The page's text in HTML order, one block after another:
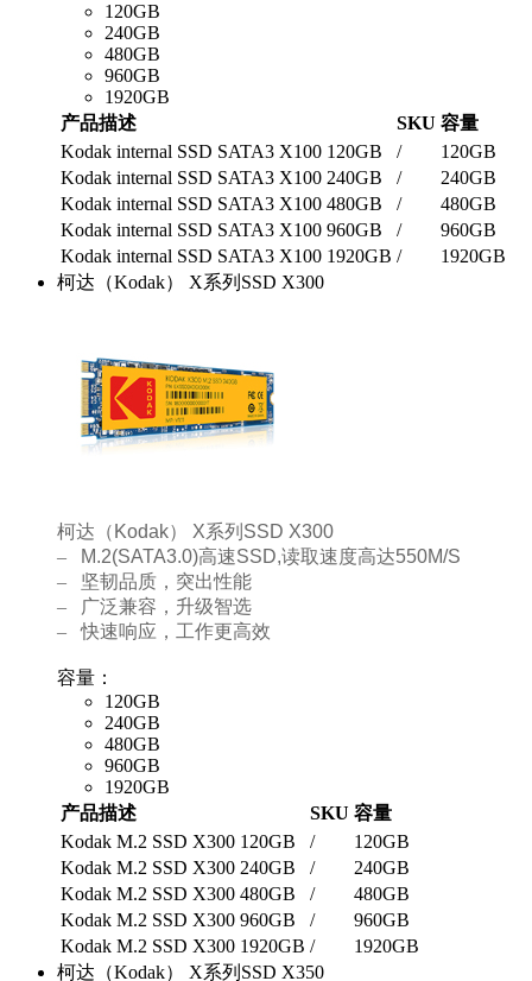
120GB
240GB
480GB
960GB
1920GB
产品描述
SKU 容量
Kodak internal SSD SATA3 X100 120GB
/
120GB
Kodak internal SSD SATA3 X100 240GB
/
240GB
Kodak internal SSD SATA3 X100 480GB
/
480GB
Kodak internal SSD SATA3 X100 960GB
/
960GB
Kodak internal SSD SATA3 X100 1920GB /
1920GB
柯达（Kodak） X系列SSD X300
柯达（ Kodak） X系列 SSD X300
– M.2(SATA3.0)高速SSD,读取速度高达550M/S
–
坚韧品质，突出性能
–
广泛兼容，升级智选
–
快速响应，工作更高效
容量：
120GB
240GB
480GB
960GB
1920GB
产品描述
SKU 容量
Kodak M.2 SSD X300 120GB
/
120GB
Kodak M.2 SSD X300 240GB
/
240GB
Kodak M.2 SSD X300 480GB
/
480GB
Kodak M.2 SSD X300 960GB
/
960GB
Kodak M.2 SSD X300 1920GB /
1920GB
柯达（Kodak） X系列SSD X350